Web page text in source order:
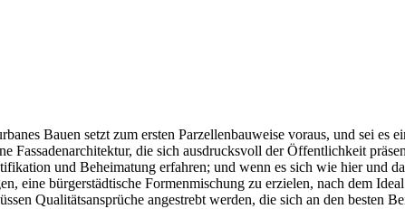
Bauen setzt zum ersten Parzellenbauweise voraus, und sei es
Fassadenarchitektur, die sich ausdrucksvoll der Öffentlichkeit
und Beheimatung erfahren; und wenn es sich wie hier und
eine bürgerstädtische Formenmischung zu erzielen, nach dem
Qualitätsansprüche angestrebt werden, die sich an den besten